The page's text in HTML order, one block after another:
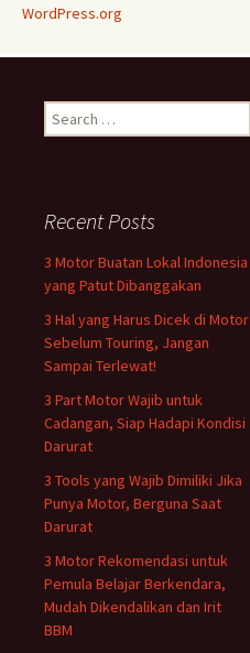
WordPress.org
Search
for:
Recent Posts
3 Motor Buatan Lokal Indonesia
yang Patut Dibanggakan
3 Hal yang Harus Dicek di Motor
Sebelum Touring, Jangan
Sampai Terlewat!
3 Part Motor Wajib untuk
Cadangan, Siap Hadapi Kondisi
Darurat
3 Tools yang Wajib Dimiliki Jika
Punya Motor, Berguna Saat
Darurat
3 Motor Rekomendasi untuk
Pemula Belajar Berkendara,
Mudah Dikendalikan dan Irit
BBM